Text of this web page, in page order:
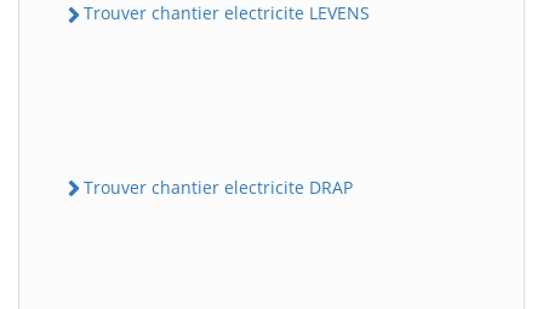
Trouver chantier electricite LEVENS
Trouver chantier electricite DRAP